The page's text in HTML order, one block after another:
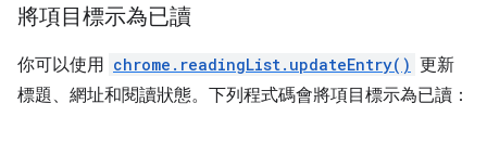
將項目標示為已讀
你可以使用 chrome.readingList.updateEntry() 更新
標題、網址和閱讀狀態。下列程式碼會將項目標示為已讀：